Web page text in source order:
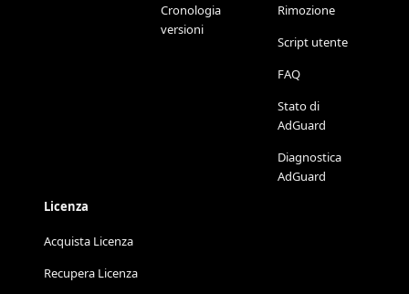
Cronologia
versioni
Rimozione
Script utente
FAQ
Stato di
AdGuard
Diagnostica
AdGuard
Licenza
Acquista Licenza
Recupera Licenza